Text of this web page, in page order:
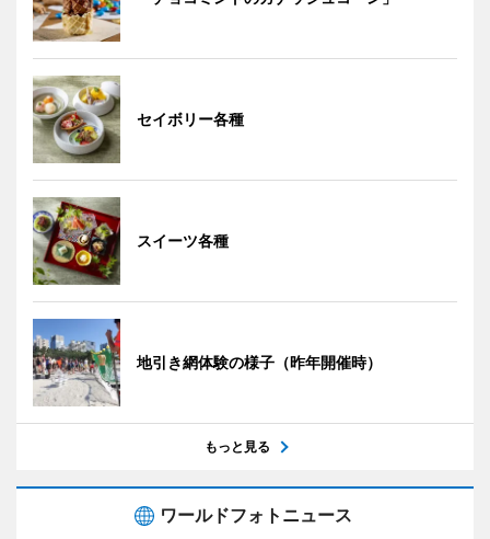
セイボリー各種
スイーツ各種
地引き網体験の様子（昨年開催時）
もっと見る
ワールドフォトニュース